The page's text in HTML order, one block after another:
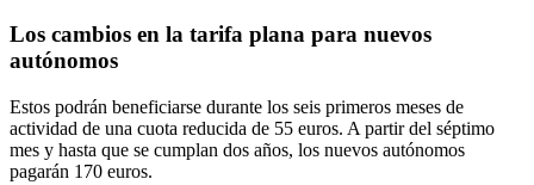
Los cambios en la tarifa plana para nuevos
autónomos
Estos podrán beneficiarse durante los seis primeros meses de
actividad de una cuota reducida de 55 euros. A partir del séptimo
mes y hasta que se cumplan dos años, los nuevos autónomos
pagarán 170 euros.